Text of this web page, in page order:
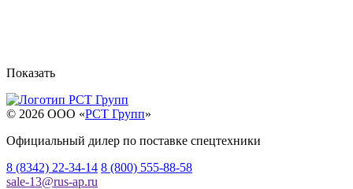
Показать
© 2026 OOO «РСТ Групп»
Официальный дилер по поставке спецтехники
8 (8342) 22-34-14 8 (800) 555-88-58
sale-13@rus-ap.ru